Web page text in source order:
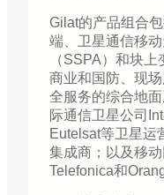
Gilat的产品组合
端、卫星通信移
（SSPA）和块
商业和国防、现
全服务的综合地
际通信卫星公司
Eutelsat等卫星运
集成商；以及移
Telefonica和